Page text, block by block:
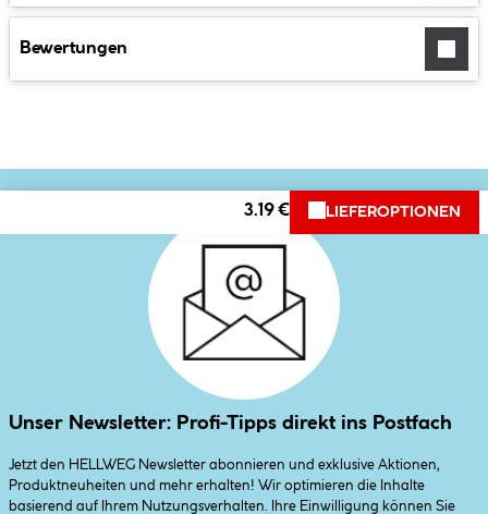
Bewertungen
3.19 € LIEFEROPTIONEN
Unser Newsletter: Profi-Tipps direkt ins Postfach
Jetzt den HELLWEG Newsletter abonnieren und exklusive Aktionen,
Produktneuheiten und mehr erhalten! Wir optimieren die Inhalte
basierend auf Ihrem Nutzungsverhalten. Ihre Einwilligung können Sie